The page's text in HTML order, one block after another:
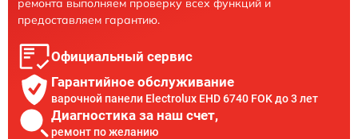
ремонта выполняем проверку всех функций и
предоставляем гарантию.
Официальный сервис
Гарантийное обслуживание
варочной панели Electrolux EHD 6740 FOK до 3 лет
Диагностика за наш счет,
ремонт по желанию